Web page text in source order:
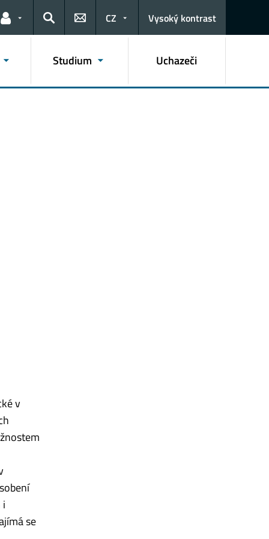
Odkazy pro uživatele
Hledat
CZ Vysoký kontrast
Studium Uchazeči
v
i
se